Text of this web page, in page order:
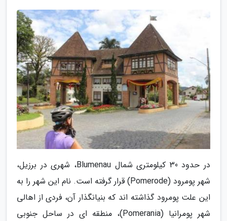
در حدود 30 کیلومتری شمال Blumenau، شهری در برزیل،
شهر پومرود (Pomerode) قرار گرفته است. نام این شهر را به
این علت پومرود گذاشته اند که بنیانگذار آن، فردی از اهالی
شهر پومرانیا (Pomerania)، منطقه ای در ساحل جنوبی